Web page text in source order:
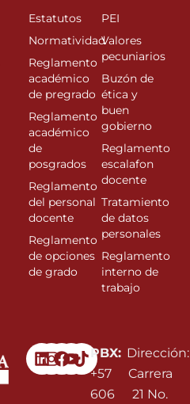
Linkedin
Instagram
Facebook
Youtube
PBX:
+57
606
Dirección:
Carrera
21 No.
Estatutos
Normatividad
Reglamento
académico
de pregrado
Reglamento
académico
de
posgrados
Reglamento
del personal
docente
Reglamento
de opciones
de grado
PEI
Valores
pecuniarios
Buzón de
ética y
buen
gobierno
Reglamento
escalafon
docente
Tratamiento
de datos
personales
Reglamento
interno de
trabajo